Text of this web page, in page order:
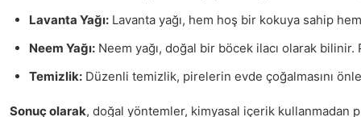
Lavanta Yağı: Lavanta yağı, hem hoş bir kokuya sahip
Neem Yağı: Neem yağı, doğal bir böcek ilacı olarak
Temizlik: Düzenli temizlik, pirelerin evde çoğalmasını
Sonuç olarak, doğal yöntemler, kimyasal içerik kullanmadan